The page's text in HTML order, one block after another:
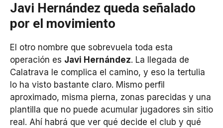
Javi Hernández queda señalado
por el movimiento
El otro nombre que sobrevuela toda esta
operación es Javi Hernández. La llegada de
Calatrava le complica el camino, y eso la tertulia
lo ha visto bastante claro. Mismo perfil
aproximado, misma pierna, zonas parecidas y una
plantilla que no puede acumular jugadores sin sitio
real. Ahí habrá que ver qué decide el club y qué